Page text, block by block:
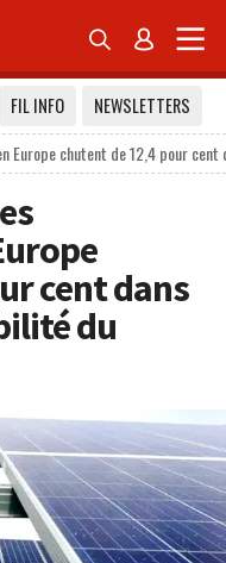
 
FIL INFO
NEWSLETTERS
Europe chutent de 12,4 pour
cent dans
du